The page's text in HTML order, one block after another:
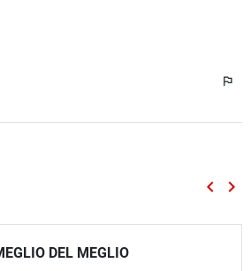
keyboard_arrow_left keyboard_arrow_right
DEL MEGLIO